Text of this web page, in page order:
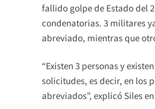
fallido golpe de Estado del
condenatorias. 3 militares
abreviado, mientras que
“Existen 3 personas y
solicitudes, es decir, en los
abreviados”, explicó Siles